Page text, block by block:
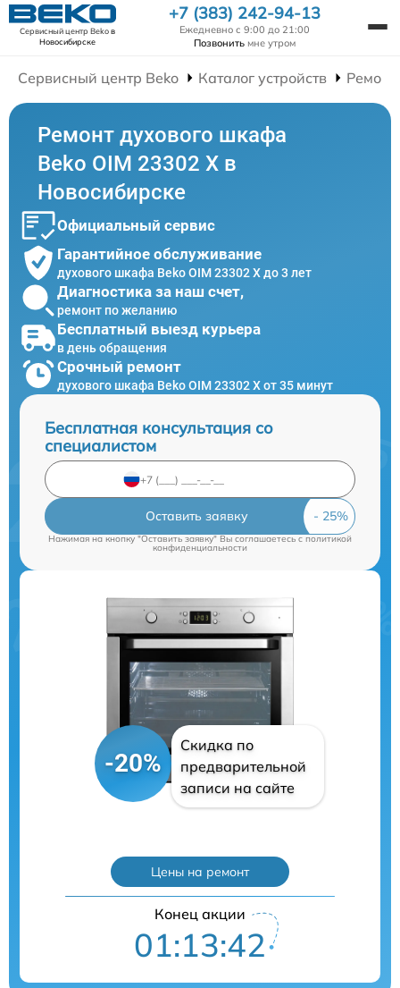
Сервисный центр Bekoв
Новосибирске
+7 (383) 242-94-13
Ежедневно с 9:00 до 21:00
Позвонить мне утром
Сервисный центр Beko Каталог устройств
Ремонт духового шкафа
Beko OIM 23302 X в
Новосибирске
Официальный сервис
Гарантийное обслуживание
духового шкафа Beko OIM 23302 X до 3 лет
Диагностика за наш счет,
ремонт по желанию
Бесплатный выезд курьера
в день обращения
Срочный ремонт
духового шкафа Beko OIM 23302 X от 35 минут
Бесплатная консультация со
специалистом
Оставить заявку
Нажимая на кнопку "Оставить заявку" Вы соглашаетесь cполитикой
конфиденциальности
-20%
Скидка по
предварительной
записи на сайте
Цены на ремонт
Конец акции
01:13:40